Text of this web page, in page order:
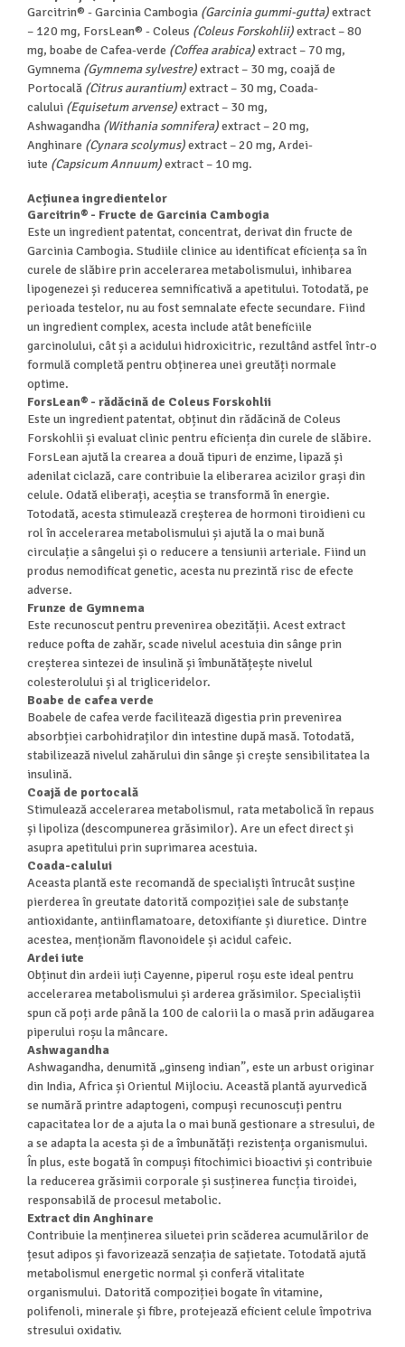
Garcitrin® - Garcinia Cambogia (Garcinia gummi-gutta)extract
– 120 mg, ForsLean® - Coleus (Coleus Forskohlii)extract – 80
mg, boabe de Cafea-verde (Coffea arabica)extract – 70 mg,
Gymnema (Gymnema sylvestre)extract – 30 mg, coajă de
Portocală (Citrus aurantium)extract – 30 mg, Coada-
calului (Equisetum arvense)extract – 30 mg,
Ashwagandha (Withania somnifera)extract – 20 mg,
Anghinare (Cynara scolymus)extract – 20 mg, Ardei-
iute (Capsicum Annuum)extract – 10 mg.
Acțiunea ingredientelor
Garcitrin® - Fructe de Garcinia Cambogia
Este un ingredient patentat, concentrat, derivat din fructe de
Garcinia Cambogia. Studiile clinice au identificat eficiența sa în
curele de slăbire prin accelerarea metabolismului, inhibarea
lipogenezei și reducerea semnificativă a apetitului. Totodată, pe
perioada testelor, nu au fost semnalate efecte secundare. Fiind
un ingredient complex, acesta include atât beneficiile
garcinolului, cât și a acidului hidroxicitric, rezultând astfel într-o
formulă completă pentru obținerea unei greutăți normale
optime.
ForsLean® - rădăcină de Coleus Forskohlii
Este un ingredient patentat, obținut din rădăcină de Coleus
Forskohlii și evaluat clinic pentru eficiența din curele de slăbire.
ForsLean ajută la crearea a două tipuri de enzime, lipază și
adenilat ciclază, care contribuie la eliberarea acizilor grași din
celule. Odată eliberați, aceștia se transformă în energie.
Totodată, acesta stimulează creșterea de hormoni tiroidieni cu
rol în accelerarea metabolismului și ajută la o mai bună
circulație a sângelui și o reducere a tensiunii arteriale. Fiind un
produs nemodificat genetic, acesta nu prezintă risc de efecte
adverse.
Frunze de Gymnema
Este recunoscut pentru prevenirea obezității. Acest extract
reduce pofta de zahăr, scade nivelul acestuia din sânge prin
creșterea sintezei de insulină și îmbunătățește nivelul
colesterolului și al trigliceridelor.
Boabe de cafea verde
Boabele de cafea verde facilitează digestia prin prevenirea
absorbției carbohidraților din intestine după masă. Totodată,
stabilizează nivelul zahărului din sânge și crește sensibilitatea la
insulină.
Coajă de portocală
Stimulează accelerarea metabolismul, rata metabolică în repaus
și lipoliza (descompunerea grăsimilor). Are un efect direct și
asupra apetitului prin suprimarea acestuia.
Coada-calului
Aceasta plantă este recomandă de specialiști întrucât susține
pierderea în greutate datorită compoziției sale de substanțe
antioxidante, antiinflamatoare, detoxifiante și diuretice. Dintre
acestea, menționăm flavonoidele și acidul cafeic.
Ardei iute
Obținut din ardeii iuți Cayenne, piperul roșu este ideal pentru
accelerarea metabolismului și arderea grăsimilor. Specialiștii
spun că poți arde până la 100 de calorii la o masă prin adăugarea
piperului roșu la mâncare.
Ashwagandha
Ashwagandha, denumită „ginseng indian”, este un arbust originar
din India, Africa și Orientul Mijlociu. Această plantă ayurvedică
se numără printre adaptogeni, compuși recunoscuți pentru
capacitatea lor de a ajuta la o mai bună gestionare a stresului, de
a se adapta la acesta și de a îmbunătăți rezistența organismului.
În plus, este bogată în compuși fitochimici bioactivi și contribuie
la reducerea grăsimii corporale și susținerea funcția tiroidei,
responsabilă de procesul metabolic.
Extract din Anghinare
Contribuie la menținerea siluetei prin scăderea acumulărilor de
țesut adipos și favorizează senzația de sațietate. Totodată ajută
metabolismul energetic normal și conferă vitalitate
organismului. Datorită compoziției bogate în vitamine,
polifenoli, minerale și fibre, protejează eficient celule împotriva
stresului oxidativ.